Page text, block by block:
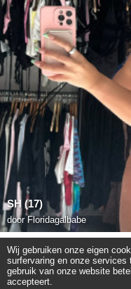
SH (17)
door Floridagalbabe
Wij gebruiken onze eigen
surfervaring en onze services
gebruik van onze website
accepteert.